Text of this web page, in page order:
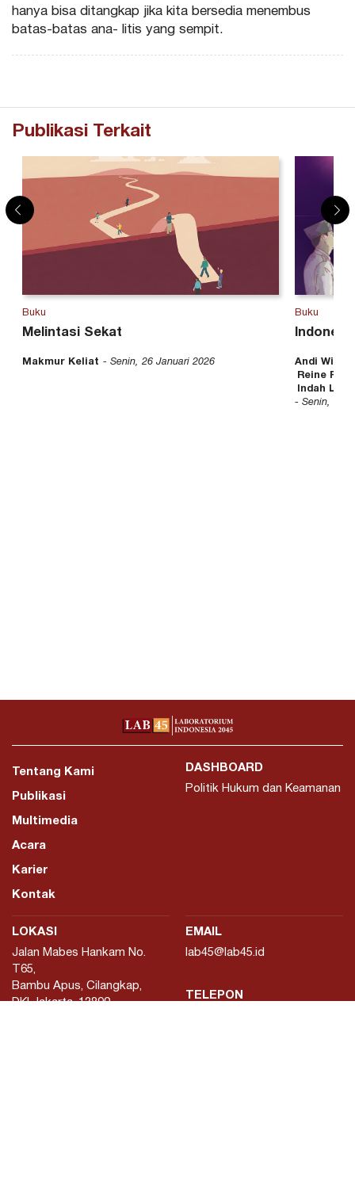
hanya bisa ditangkap jika kita bersedia menembus
batas-batas ana- litis yang sempit.
Publikasi Terkait
Buku
Melintasi Sekat
Makmur Keliat - Senin, 26 Januari 2026
Buku
Andi
Reine
Indah
- Senin, 07
Tentang Kami
Publikasi
Multimedia
Acara
Karier
Kontak
DASHBOARD
Politik Hukum dan Keamanan
LOKASI
Jalan Mabes Hankam No.
T65,
Bambu Apus, Cilangkap,
DKI Jakarta, 13890
EMAIL
lab45@lab45.id
TELEPON